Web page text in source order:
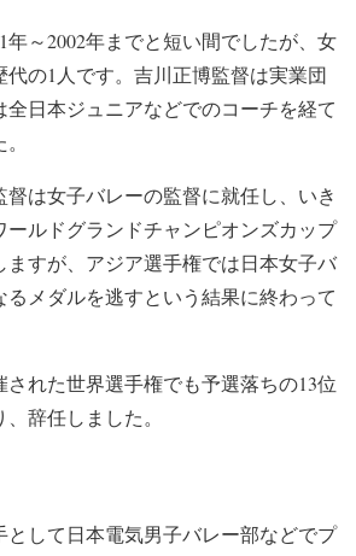
年～2002年までと短い間でしたが、女
の1人です。吉川正博監督は実業団
全日本ジュニアなどでのコーチを経て
督は女子バレーの監督に就任し、いき
ールドグランドチャンピオンズカップ
ますが、アジア選手権では日本女子バ
るメダルを逃すという結果に終わって
された世界選手権でも予選落ちの13位
辞任しました。
として日本電気男子バレー部などでプ